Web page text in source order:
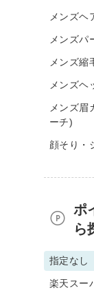
メンズヘ
メンズパ
メンズ縮
メンズヘ
メンズ眉
ーチ)
顔そり・
ポ
ら
指定なし
楽天スー